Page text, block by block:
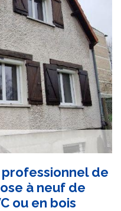
professionnel de
à neuf de
ou en bois